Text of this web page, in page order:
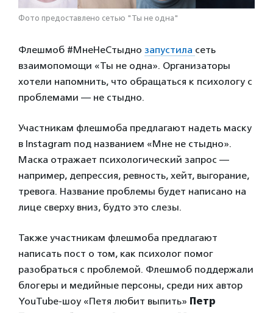
Фото предоставлено сетью "Ты не одна"
Флешмоб #МнеНеСтыдно запустила сеть
взаимопомощи «Ты не одна». Организаторы
хотели напомнить, что обращаться к психологу с
проблемами — не стыдно.
Участникам флешмоба предлагают надеть маску
в Instagram под названием «Мне не стыдно».
Маска отражает психологический запрос —
например, депрессия, ревность, хейт, выгорание,
тревога. Название проблемы будет написано на
лице сверху вниз, будто это слезы.
Также участникам флешмоба предлагают
написать пост о том, как психолог помог
разобраться с проблемой. Флешмоб поддержали
блогеры и медийные персоны, среди них автор
YouTube-шоу «Петя любит выпить» Петр